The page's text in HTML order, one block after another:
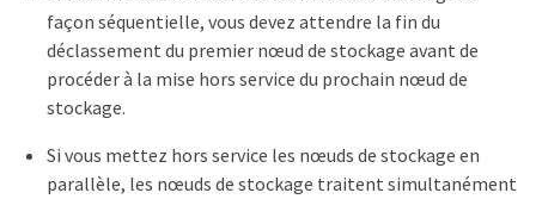
façon séquentielle, vous devez attendre la fin du
déclassement du premier nœud de stockage avant de
procéder à la mise hors service du prochain nœud de
stockage.
Si vous mettez hors service les nœuds de stockage en
parallèle, les nœuds de stockage traitent simultanément